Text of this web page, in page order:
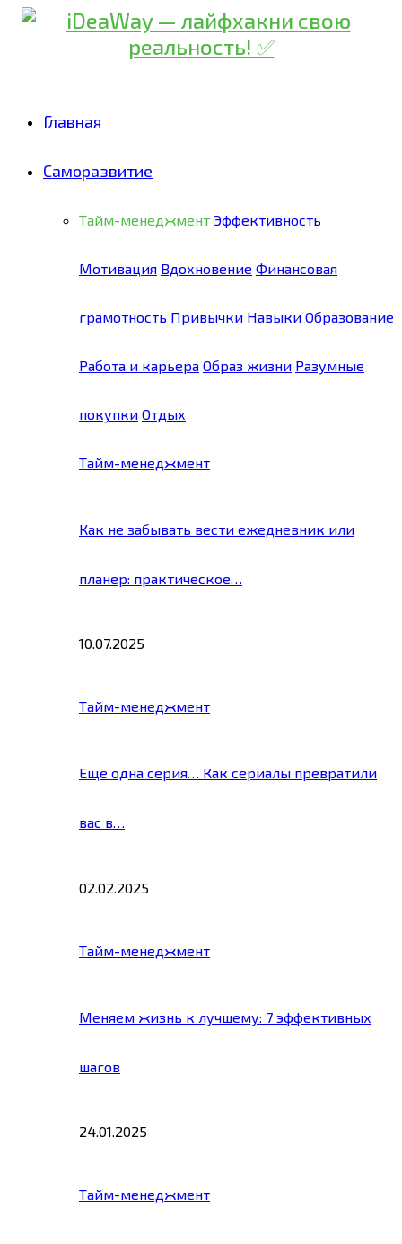
Skip
Главная
Саморазвитие
Тайм-менеджмент Эффективность
Мотивация Вдохновение Финансовая
грамотность Привычки Навыки Образование
Работа и карьера Образ жизни Разумные
покупки Отдых
Тайм-менеджмент
Как не забывать вести ежедневник или
планер: практическое…
10.07.2025
Тайм-менеджмент
Ещё одна серия… Как сериалы превратили
вас в…
02.02.2025
Тайм-менеджмент
Меняем жизнь к лучшему: 7 эффективных
шагов
24.01.2025
Тайм-менеджмент